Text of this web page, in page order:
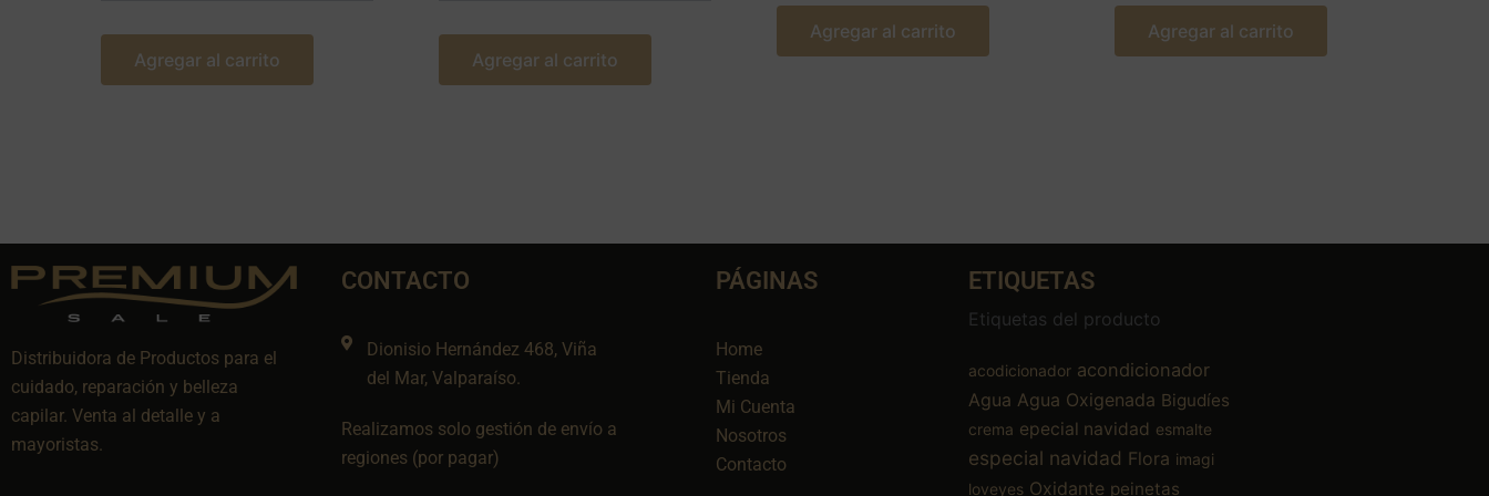
Agregar al carrito Agregar al carrito
Agregar al carrito Agregar al carrito
Distribuidora de Productos para el
cuidado, reparación y belleza
capilar. Venta al detalle y a
mayoristas.
CONTACTO
Dionisio Hernández 468, Viña
del Mar, Valparaíso.
Realizamos solo gestión de envío a
regiones (por pagar)
PÁGINAS
Home
Tienda
Mi Cuenta
Nosotros
Contacto
ETIQUETAS
Etiquetas del producto
acodicionador acondicionador
Agua Agua Oxigenada Bigudíes
crema epecial navidad esmalte
especial navidad Flora imagi
loveyes Oxidante peinetas